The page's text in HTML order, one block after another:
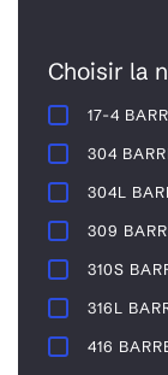
Choisir la
17-4
304
304L
309
310S
316L
416